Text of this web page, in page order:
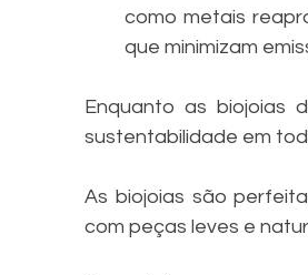
como metais
que minimizam
Enquanto as biojoias
sustentabilidade em
As biojoias são
com peças leves e